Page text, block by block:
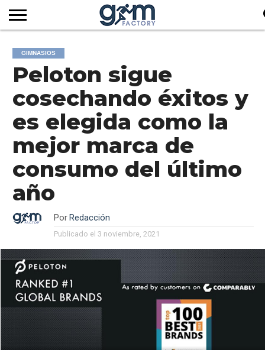
REVISTA
GYM
FACTORY
TV
CLUB
DE
SOCIOS
EMPRESAS
DEL
SECTOR
SERVICIOS
AUDIOVISUALES
MÁS
NOTICIAS
SUSCRIPCIÓN
GIMNASIOS
Peloton sigue
cosechando éxitos y
es elegida como la
mejor marca de
consumo del último
año
Por Redacción
Publicado el 3 noviembre, 2021